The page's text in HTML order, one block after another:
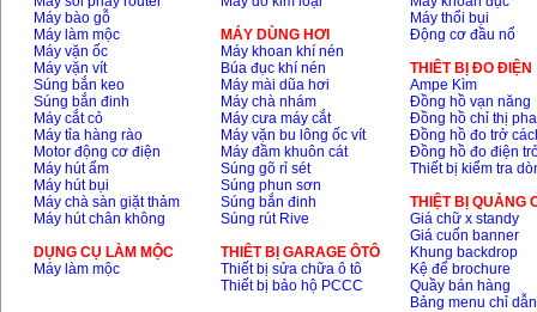
Giá:
Máy khoan Bosch
GBH 2-24RE (790W)
Giá
Máy bào gỗ
Máy làm mộc
Máy vặn ốc
Máy vặn vít
Súng bắn keo
Súng bắn đinh
Máy cắt cỏ
Máy tỉa hàng rào
Motor động cơ điện
Máy hút ẩm
Máy hút bụi
Máy chà sàn giặt thảm
Máy hút chân không
DỤNG CỤ LÀM MỘC
Máy làm mộc
MÁY DÙNG HƠI
Máy khoan khí nén
Búa đục khí nén
Máy mài dũa hơi
Máy chà nhám
Máy cưa máy cắt
Máy vặn bu lông ốc vít
Máy đầm khuôn cát
Súng gõ rỉ sét
Súng phun sơn
Súng bắn đinh
Súng rút Rive
THIÊT BỊ GARAGE ÔTÔ
Thiết bị sửa chữa ô tô
Thiết bị bảo hộ PCCC
Máy thổi bụi
Động cơ đầu nổ
THIÊT BỊ ĐO ĐIỆN
Ampe Kìm
Đồng hồ vạn năng
Đồng hồ chỉ thị pha
Đồng hồ đo trở
Đồng hồ đo điện
Thiết bị kiểm tra
THIỆT BỊ QUẢNG
Giá chữ x standy
Giá cuốn banner
Khung backdrop
Kệ để brochure
Quầy bán hàng
Bảng menu chỉ dẫn